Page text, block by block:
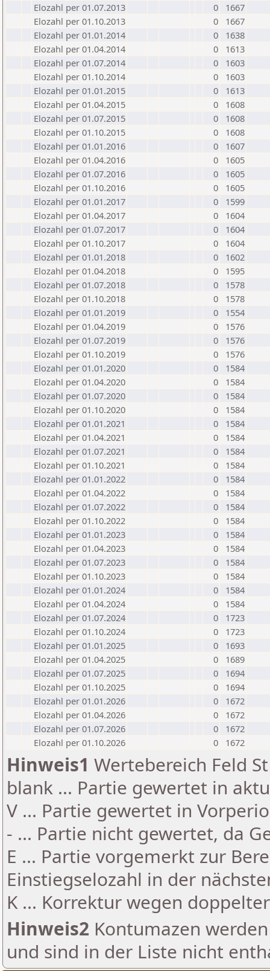
Elozahl per 01.07.2013
0
1667
Elozahl per 01.10.2013
0
1667
Elozahl per 01.01.2014
0
1638
Elozahl per 01.04.2014
0
1613
Elozahl per 01.07.2014
0
1603
Elozahl per 01.10.2014
0
1603
Elozahl per 01.01.2015
0
1613
Elozahl per 01.04.2015
0
1608
Elozahl per 01.07.2015
0
1608
Elozahl per 01.10.2015
0
1608
Elozahl per 01.01.2016
0
1607
Elozahl per 01.04.2016
0
1605
Elozahl per 01.07.2016
0
1605
Elozahl per 01.10.2016
0
1605
Elozahl per 01.01.2017
0
1599
Elozahl per 01.04.2017
0
1604
Elozahl per 01.07.2017
0
1604
Elozahl per 01.10.2017
0
1604
Elozahl per 01.01.2018
0
1602
Elozahl per 01.04.2018
0
1595
Elozahl per 01.07.2018
0
1578
Elozahl per 01.10.2018
0
1578
Elozahl per 01.01.2019
0
1554
Elozahl per 01.04.2019
0
1576
Elozahl per 01.07.2019
0
1576
Elozahl per 01.10.2019
0
1576
Elozahl per 01.01.2020
0
1584
Elozahl per 01.04.2020
0
1584
Elozahl per 01.07.2020
0
1584
Elozahl per 01.10.2020
0
1584
Elozahl per 01.01.2021
0
1584
Elozahl per 01.04.2021
0
1584
Elozahl per 01.07.2021
0
1584
Elozahl per 01.10.2021
0
1584
Elozahl per 01.01.2022
0
1584
Elozahl per 01.04.2022
0
1584
Elozahl per 01.07.2022
0
1584
Elozahl per 01.10.2022
0
1584
Elozahl per 01.01.2023
0
1584
Elozahl per 01.04.2023
0
1584
Elozahl per 01.07.2023
0
1584
Elozahl per 01.10.2023
0
1584
Elozahl per 01.01.2024
0
1584
Elozahl per 01.04.2024
0
1584
Elozahl per 01.07.2024
0
1723
Elozahl per 01.10.2024
0
1723
Elozahl per 01.01.2025
0
1693
Elozahl per 01.04.2025
0
1689
Elozahl per 01.07.2025
0
1694
Elozahl per 01.10.2025
0
1694
Elozahl per 01.01.2026
0
1672
Elozahl per 01.04.2026
0
1672
Elozahl per 01.07.2026
0
1672
Elozahl per 01.10.2026
0 1672
Hinweis1 Wertebereich Feld
blank ... Partie gewertet in
V ... Partie gewertet in
- ... Partie nicht gewertet, da
E ... Partie vorgemerkt zur
Einstiegselozahl in der
K ... Korrektur wegen
Hinweis2 Kontumazen
und sind in der Liste nicht